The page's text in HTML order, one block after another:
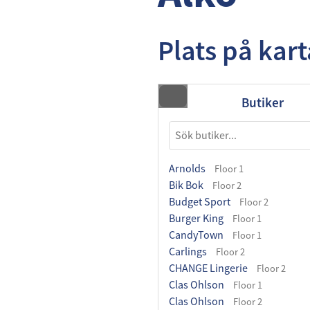
Plats på
Butiker
Arnolds Floor 1
Bik Bok Floor 2
Budget Sport Floor 2
Burger King Floor 1
CandyTown Floor 1
Carlings Floor 2
CHANGE Lingerie Floor 2
Clas Ohlson Floor 1
Clas Ohlson Floor 2